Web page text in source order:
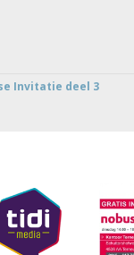
Invitatie deel 3